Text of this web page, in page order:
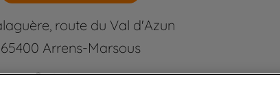
route du Val d'Azun
65400 Arrens-Marsous
Contactez-nous